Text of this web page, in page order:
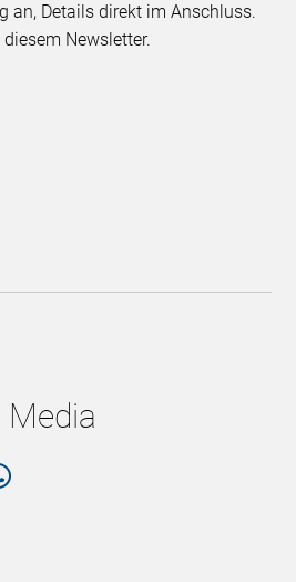
an, Details direkt im Anschluss.
Newsletter.
Media